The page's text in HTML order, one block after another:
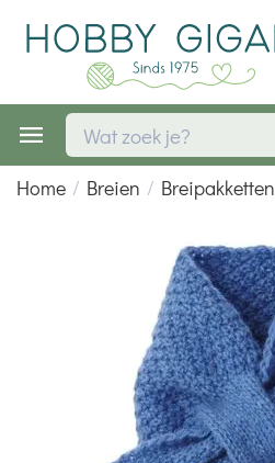
Home / Breien / Breipakketten